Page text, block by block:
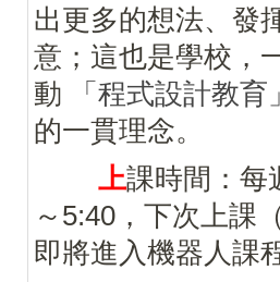
出更多的想法、發
意；這也是學校，
動
「程式設計教育」
的一貫理念。
上課時間：每
～5:40，下次上課
即將進入機器人課